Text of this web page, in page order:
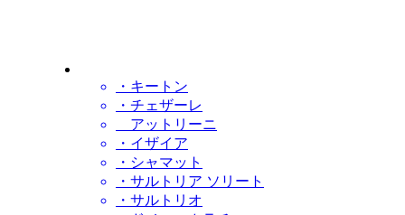
・キートン
・チェザーレ
アットリーニ
・イザイア
・シャマット
・サルトリア ソリート
・サルトリオ